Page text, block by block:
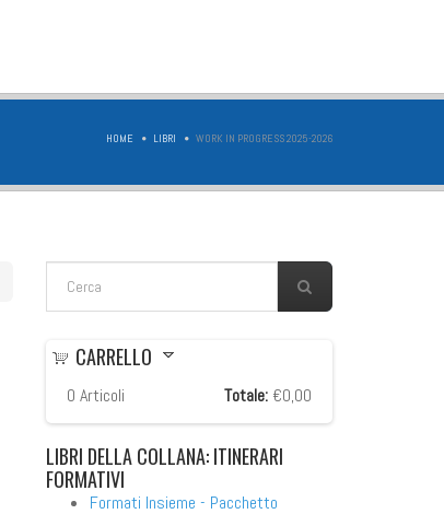
HOME LIBRI WORK IN PROGRESS 2025-2026
FORM DI RICERCA
CARRELLO
0 Articoli Totale: €0,00
LIBRI DELLA COLLANA: ITINERARI
FORMATIVI
Formati Insieme - Pacchetto